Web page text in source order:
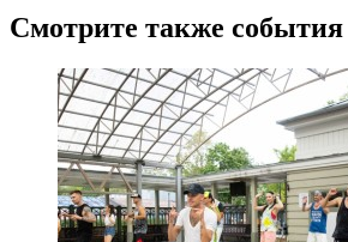
Смотрите также события